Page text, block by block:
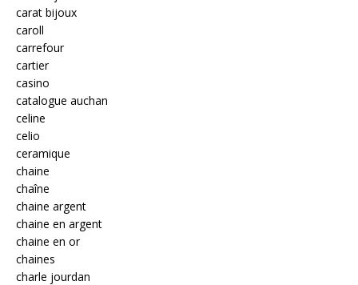
carat bijoux
caroll
carrefour
cartier
casino
catalogue auchan
celine
celio
ceramique
chaine
chaîne
chaine argent
chaine en argent
chaine en or
chaines
charle jourdan